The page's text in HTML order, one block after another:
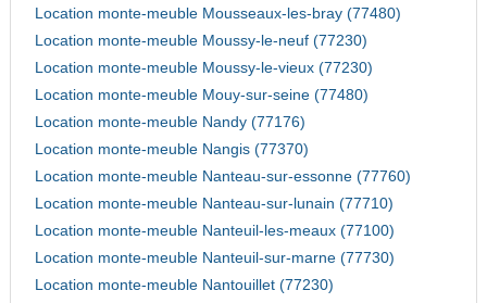
Location monte-meuble Mousseaux-les-bray (77480)
Location monte-meuble Moussy-le-neuf (77230)
Location monte-meuble Moussy-le-vieux (77230)
Location monte-meuble Mouy-sur-seine (77480)
Location monte-meuble Nandy (77176)
Location monte-meuble Nangis (77370)
Location monte-meuble Nanteau-sur-essonne (77760)
Location monte-meuble Nanteau-sur-lunain (77710)
Location monte-meuble Nanteuil-les-meaux (77100)
Location monte-meuble Nanteuil-sur-marne (77730)
Location monte-meuble Nantouillet (77230)